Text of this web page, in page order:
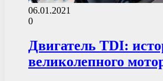
06.01.2021
0
Двигатель TDI:
великолепного